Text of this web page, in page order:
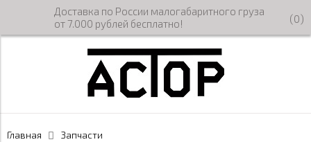
Доставка по России малогабаритного груза
от 7.000 рублей бесплатно!
(0)
Главная
Запчасти